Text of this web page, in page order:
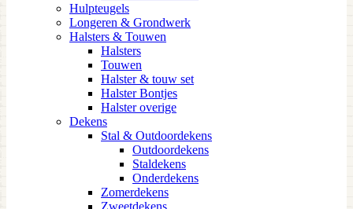
Hulpteugels
Longeren & Grondwerk
Halsters & Touwen
Halsters
Touwen
Halster & touw set
Halster Bontjes
Halster overige
Dekens
Stal & Outdoordekens
Outdoordekens
Staldekens
Onderdekens
Zomerdekens
Zweetdekens